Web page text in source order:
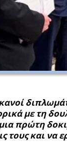
με τη
πρώτη
τους και